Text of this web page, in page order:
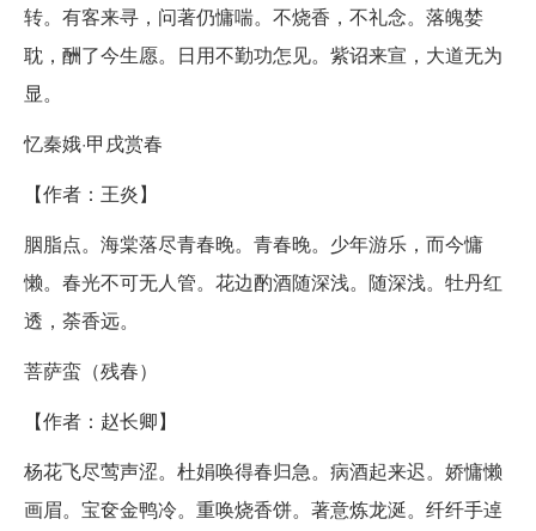
转。有客来寻，问著仍慵喘。不烧香，不礼念。落魄婪
耽，酬了今生愿。日用不勤功怎见。紫诏来宣，大道无为
显。
忆秦娥·甲戌赏春
【作者：王炎】
胭脂点。海棠落尽青春晚。青春晚。少年游乐，而今慵
懒。春光不可无人管。花边酌酒随深浅。随深浅。牡丹红
透，荼香远。
菩萨蛮（残春）
【作者：赵长卿】
杨花飞尽莺声涩。杜娟唤得春归急。病酒起来迟。娇慵懒
画眉。宝奁金鸭冷。重唤烧香饼。著意炼龙涎。纤纤手逴